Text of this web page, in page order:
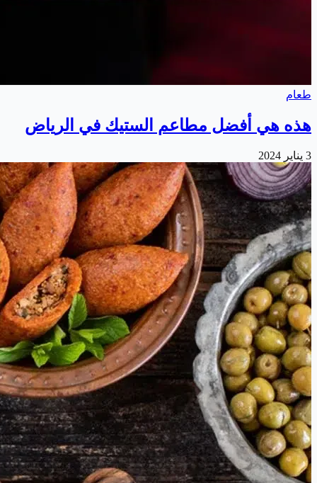
طعام
هذه هي أفضل مطاعم الستيك في الرياض
3 يناير 2024